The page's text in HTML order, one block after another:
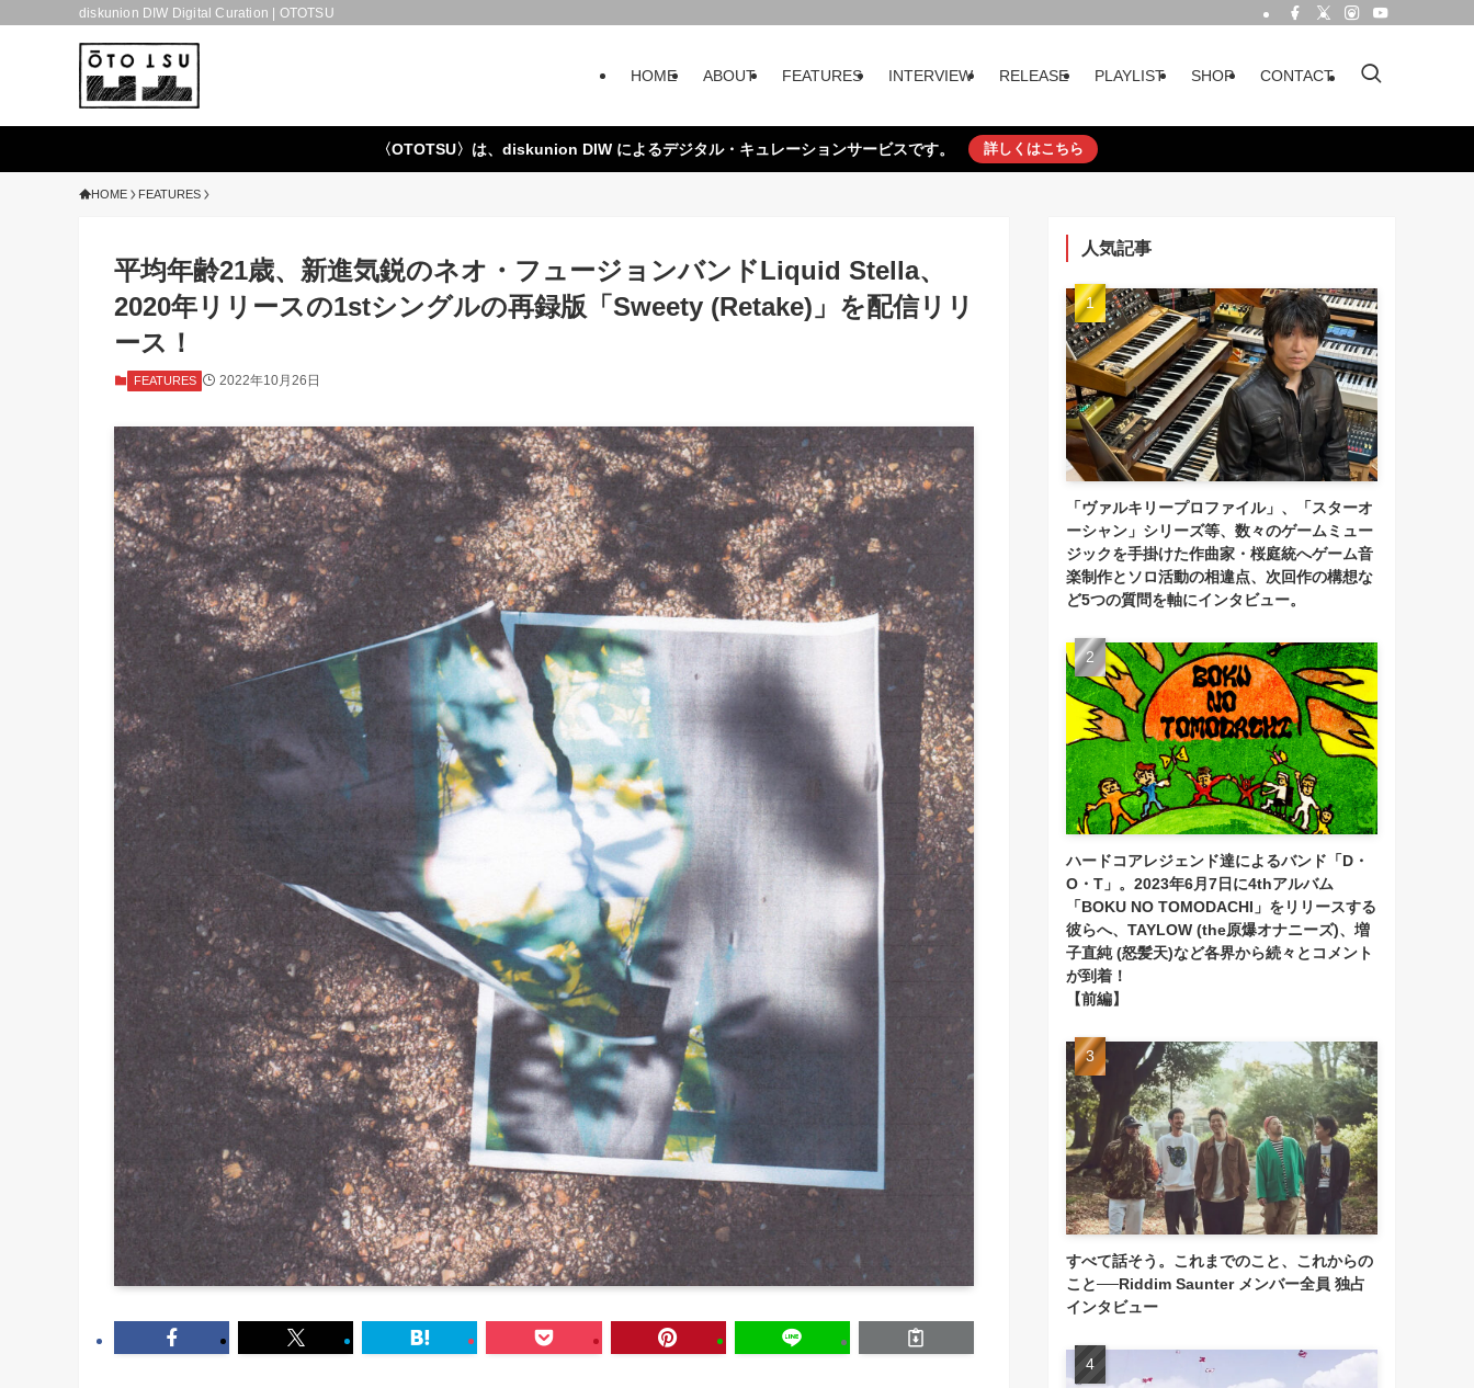
diskunion DIW Digital Curation | OTOTSU
HOME ABOUT FEATURES INTERVIEW RELEASE PLAYLIST SHOP CONTACT
〈OTOTSU〉は、diskunion DIW によるデジタル・キュレーションサービスです。 詳しくはこちら
HOME FEATURES
平均年齢21歳、新進気鋭のネオ・フュージョンバンドLiquid Stella、
2020年リリースの1stシングルの再録版「Sweety (Retake)」を配信リリ
ース！
FEATURES 2022年10月26日
人気記事
「ヴァルキリープロファイル」、「スターオ
ーシャン」シリーズ等、数々のゲームミュー
ジックを手掛けた作曲家・桜庭統へゲーム音
楽制作とソロ活動の相違点、次回作の構想な
ど5つの質問を軸にインタビュー。
ハードコアレジェンド達によるバンド「D・
O・T」。2023年6月7日に4thアルバム
「BOKU NO TOMODACHI」をリリースする
彼らへ、TAYLOW (the原爆オナニーズ)、増
子直純 (怒髪天)など各界から続々とコメント
が到着！
【前編】
すべて話そう。これまでのこと、これからの
こと──Riddim Saunter メンバー全員 独占
インタビュー